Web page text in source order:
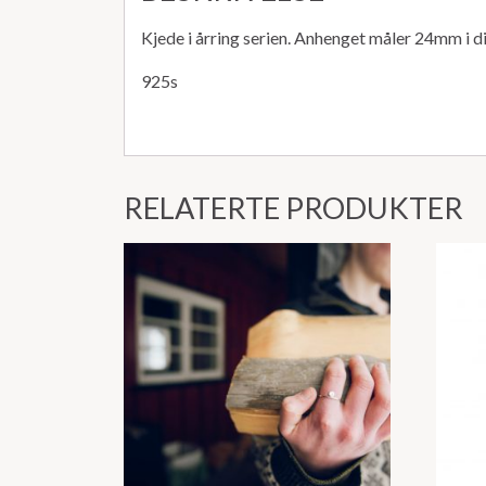
Kjede i årring serien. Anhenget måler 24mm i
925s
RELATERTE PRODUKTER